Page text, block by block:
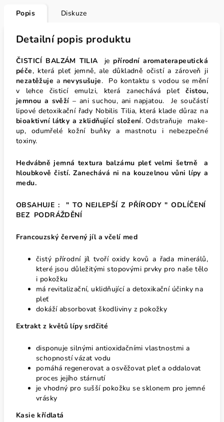
Popis Diskuze
Detailní popis produktu
ČISTICÍ BALZÁM TILIA je přírodní aromaterapeutická
péče, která pleť jemně, ale důkladně očistí a zároveň ji
nezatěžuje a nevysušuje. Po kontaktu s vodou se mění
v lehce čisticí emulzi, která zanechává pleťčistou,
jemnou a svěží – ani suchou, ani napjatou. Je součástí
lipové detoxikační řady Nobilis Tilia, která klade důraz na
bioaktivní látky a zklidňující složení. Odstraňuje make-
up, odumřelé kožní buňky a mastnotu i nebezpečné
toxiny.
Hedvábně jemná textura balzámu pleť velmi šetrně a
hloubkově čistí. Zanechává ni na kouzelnou vůni lípy a
medu.
OBSAHUJE : "TO NEJLEPŠÍ Z PŘÍRODY " ODLÍČENÍ
BEZ PODRÁŽDĚNÍ
Francouzský červený jíl a včelí med
čistý přírodní jíl tvoří oxidy kovů a řada minerálů,
které jsou důležitými stopovými prvky pro naše tělo
i pokožku
má revitalizační, uklidňující a detoxikační účinky na
pleť
dokáží absorbovat škodliviny z pokožky
Extrakt z květů lípy srdčité
disponuje silnými antioxidačními vlastnostmi a
schopností vázat vodu
pomáhá regenerovat a osvěžovat pleť a oddalovat
proces jejího stárnutí
je vhodný pro sušší pokožku se sklonem pro jemné
vrásky
Kasie křídlatá